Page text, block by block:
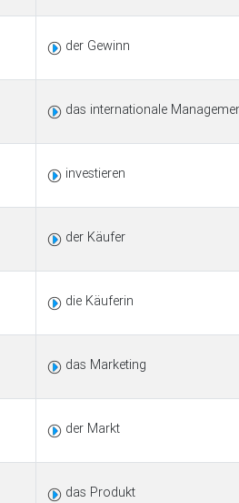
der Gewinn
das internationale
investieren
der Käufer
die Käuferin
das Marketing
der Markt
das Produkt